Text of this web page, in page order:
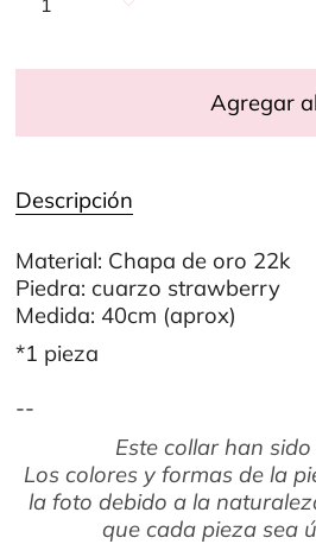
1
Agregar
Descripción
Material: Chapa de oro 22k
Piedra: cuarzo strawberry
Medida: 40cm (aprox)
*1 pieza
--
Este collar han
Los colores y formas de la
la foto debido a la
que cada pieza sea